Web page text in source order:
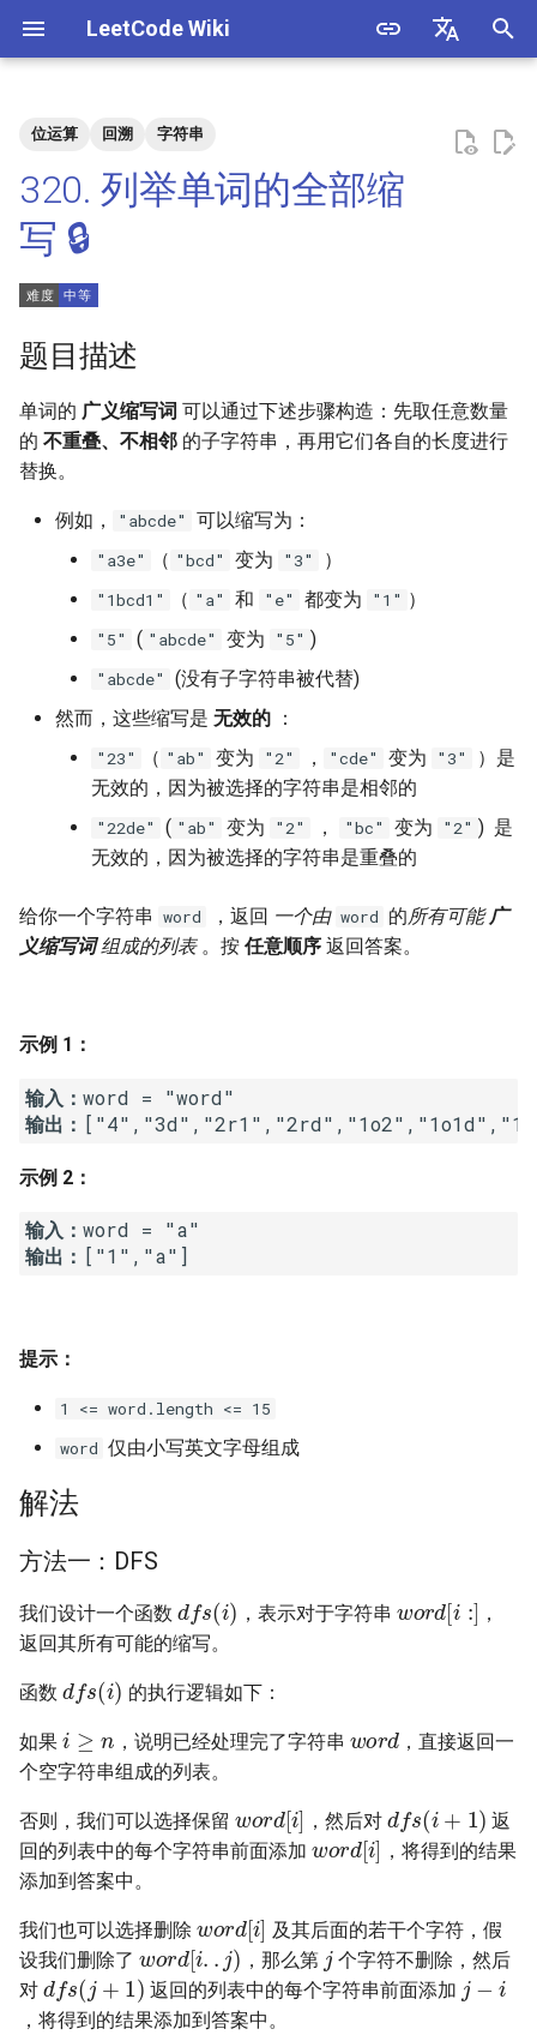
LeetCode Wiki
始
化
搜
索
擎
解法
方法一：DFS
方法二：二进制枚举
4. 二维数组中的查找
5. 替换空格
6. 从尾到头打印链表
7. 重建二叉树
9. 用两个栈实现队列
10.1. 斐波那契数列
10.2. 青蛙跳台阶问题
11. 旋转数组的最小数字
12. 矩阵中的路径
13. 机器人的运动范围
14.2. 剪绳子 II
15. 二进制中 1 的个数
17. 打印从 1 到最大的 n 位数
18. 删除链表的节点
19. 正则表达式匹配
20. 表示数值的字符串
22. 链表中倒数第 k 个节点
25. 合并两个排序的链表
26. 树的子结构
27. 二叉树的镜像
28. 对称的二叉树
30. 包含 min 函数的栈
31. 栈的压入、弹出序列
32.1. 从上到下打印二叉树
32.2. 从上到下打印二叉树 II
32.3. 从上到下打印二叉树 III
2. 二进制加法
3. 前 n 个数字二进制中 1 的个
数
4. 只出现一次的数字
5. 单词长度的最大乘积
6. 排序数组中两个数字之和
8. 和大于等于 target 的最短子
9. 乘积小于 K 的子数组
10. 和为 k 的子数组
12. 左右两边子数组的和相等
13. 二维子矩阵的和
15. 字符串中的所有变位词
16. 不含重复字符的最长子字
符串
17. 含有所有字符的最短字符
串
文
20. 回文子字符串的个数
21. 删除链表的倒数第 n 个结
点
22. 链表中环的入口节点
23. 两个链表的第一个重合节
点
25. 链表中的两数相加
26. 重排链表
27. 回文链表
28. 展平多级双向链表
29. 排序的循环链表
1.2. 判定是否互为字符重排
1.3. URL 化
1.4. 回文排列
1.5. 一次编辑
1.6. 字符串压缩
1.7. 旋转矩阵
1.8. 零矩阵
1.9. 字符串轮转
2.1. 移除重复节点
2.2. 返回倒数第 k 个节点
2.4. 分割链表
2.5. 链表求和
2.7. 链表相交
2.8. 环路检测
3.1. 三合一
3.2. 栈的最小值
3.5. 栈排序
3.6. 动物收容所
4.1. 节点间通路
4.2. 最小高度树
4.3. 特定深度节点链表
4.4. 检查平衡性
4.5. 合法二叉搜索树
4.6. 后继者
4.8. 首个共同祖先
4.9. 二叉搜索树序列
4.10. 检查子树
位运算 回溯 字符串
320. 列举单词的全部缩
写 🔒
题目描述
单词的 广义缩写词 可以通过下述步骤构造：先取任意数量
的 不重叠、不相邻 的子字符串 ，再用它们各自的长度进行
替换。
例如， "abcde" 可以缩写为：
"a3e" （ "bcd" 变为 "3" ）
"1bcd1" （ "a" 和 "e" 都变为 "1" ）
"5" ( "abcde" 变为 "5" )
"abcde"
(没有子字符串被代替)
然而，这些缩写是 无效的 ：
"23" （ "ab" 变为 "2" ， "cde" 变为 "3"
）是
无效的，因为被选择的字符串是相邻的
"22de" ( "ab" 变为 "2" ， "bc" 变为 "2" ) 是
无效的，因为被选择的字符串是重叠的
给你一个字符串 word ，返回 一个由 word 的所有可能广
义缩写词组成的列表。按 任意顺序 返回答案。
示例 1：
输入：
输出：
示例 2：
输入：
输出：
提示：
1 <= word.length <= 15
word 仅由小写英文字母组成
解法
方法一：DFS
我们设计一个函数
d f (i)
，表示对于字符串
rd[ i:
，
返回其所有可能的缩写。
函数
d f (i)
的执行逻辑如下：
如果 ，说明已经处理完了字符串
，直接返回一
个空字符串组成的列表。
否则，我们可以选择保留
rd[
，然后对
d f (i 1)
返
回的列表中的每个字符串前面添加
word[ i]
，将得到的结果
添加到答案中。
我们也可以选择删除
rd[ ]
及其后面的若干个字符，假
设我们删除了
word[i..j)
，那么第
j
个字符不删除，然后
对
dfs(j+1)
返回的列表中的每个字符串前面添加
j −i
，将得到的结果添加到答案中。